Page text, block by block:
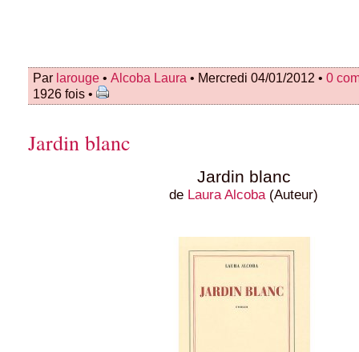
Par larouge • Alcoba Laura • Mercredi 04/01/2012 • 0
1926 fois •
Jardin blanc
Jardin blanc
de Laura Alcoba(Auteur)